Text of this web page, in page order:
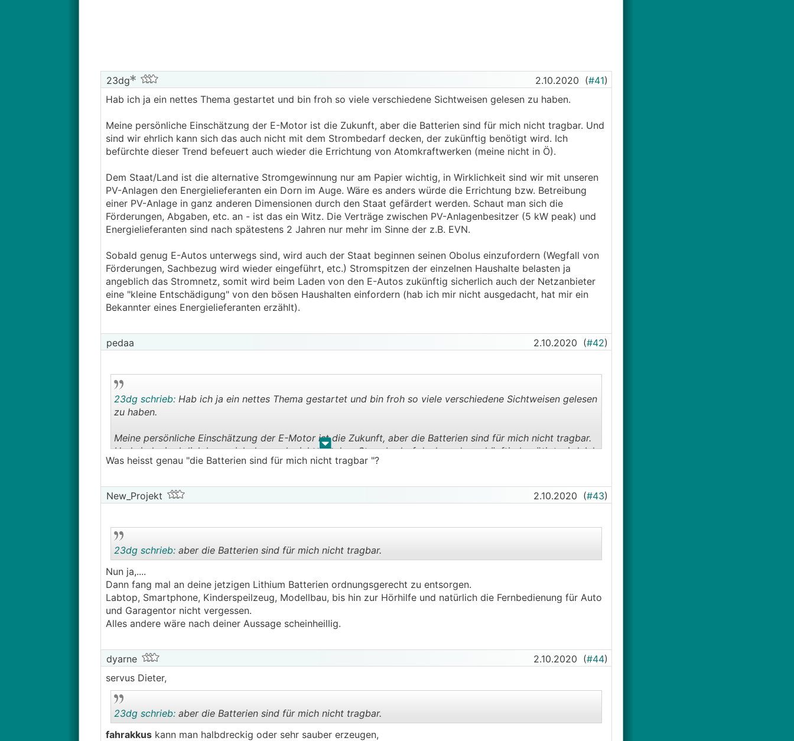
23dg 2.10.2020 (#41)
Hab ich ja ein nettes Thema gestartet und bin froh so viele verschiedene Sichtweisen gelesen zu haben.
Meine persönliche Einschätzung der E-Motor ist die Zukunft, aber die Batterien sind für mich nicht tragbar. Und
sind wir ehrlich kann sich das auch nicht mit dem Strombedarf decken, der zukünftig benötigt wird. Ich
befürchte dieser Trend befeuert auch wieder die Errichtung von Atomkraftwerken (meine nicht in Ö).
Dem Staat/Land ist die alternative Stromgewinnung nur am Papier wichtig, in Wirklichkeit sind wir mit unseren
PV-Anlagen den Energielieferanten ein Dorn im Auge. Wäre es anders würde die Errichtung bzw. Betreibung
einer PV-Anlage in ganz anderen Dimensionen durch den Staat gefärdert werden. Schaut man sich die
Förderungen, Abgaben, etc. an - ist das ein Witz. Die Verträge zwischen PV-Anlagenbesitzer (5 kW peak) und
Energielieferanten sind nach spätestens 2 Jahren nur mehr im Sinne der z.B. EVN.
Sobald genug E-Autos unterwegs sind, wird auch der Staat beginnen seinen Obolus einzufordern (Wegfall von
Förderungen, Sachbezug wird wieder eingeführt, etc.) Stromspitzen der einzelnen Haushalte belasten ja
angeblich das Stromnetz, somit wird beim Laden von den E-Autos zukünftig sicherlich auch der Netzanbieter
eine "kleine Entschädigung" von den bösen Haushalten einfordern (hab ich mir nicht ausgedacht, hat mir ein
Bekannter eines Energielieferanten erzählt).
pedaa 2.10.2020 (#42)
. .
23dg schrieb:Hab ich ja ein nettes Thema gestartet und bin froh so viele verschiedene Sichtweisen gelesen
zu haben.
Meine persönliche Einschätzung der E-Motor ist die Zukunft, aber die Batterien sind für mich nicht tragbar.
Und sind wir ehrlich kann sich das auch nicht mit dem Strombedarf decken, der zukünftig benötigt wird. Ich
befürchte dieser Trend befeuert auch wieder die Errichtung von Atomkraftwerken (meine nicht in Ö).
Dem Staat/Land ist die alternative Stromgewinnung nur am Papier wichtig, in Wirklichkeit sind wir mit
unseren PV-Anlagen den Energielieferanten ein Dorn im Auge. Wäre es anders würde die Errichtung bzw.
sich die Förderungen, Abgaben, etc. an - ist das ein Witz. Die Verträge zwischen PV-Anlagenbesitzer (5 kW
peak) und Energielieferanten sind nach spätestens 2 Jahren nur mehr im Sinne der z.B. EVN.
Sobald genug E-Autos unterwegs sind, wird auch der Staat beginnen seinen Obolus einzufordern (Wegfall
von Förderungen, Sachbezug wird wieder eingeführt, etc.) Stromspitzen der einzelnen Haushalte belasten ja
angeblich das Stromnetz, somit wird beim Laden von den E-Autos zukünftig sicherlich auch der
Netzanbieter eine "kleine Entschädigung" von den bösen Haushalten einfordern (hab ich mir nicht
ausgedacht, hat mir ein Bekannter eines Energielieferanten erzählt).
Was heisst genau "die Batterien sind für mich nicht tragbar "?
New_Projekt 2.10.2020 (#43)
..
23dg schrieb:aber die Batterien sind für mich nicht tragbar.
Nun ja,....
Dann fang mal an deine jetzigen Lithium Batterien ordnungsgerecht zu entsorgen.
Labtop, Smartphone, Kinderspeilzeug, Modellbau, bis hin zur Hörhilfe und natürlich die Fernbedienung für Auto
und Garagentor nicht vergessen.
Alles andere wäre nach deiner Aussage scheinheillig.
dyarne 2.10.2020 (#44)
servus Dieter,
23dg schrieb:aber die Batterien sind für mich nicht tragbar.
fahrakkuskann man halbdreckig oder sehr sauber erzeugen,